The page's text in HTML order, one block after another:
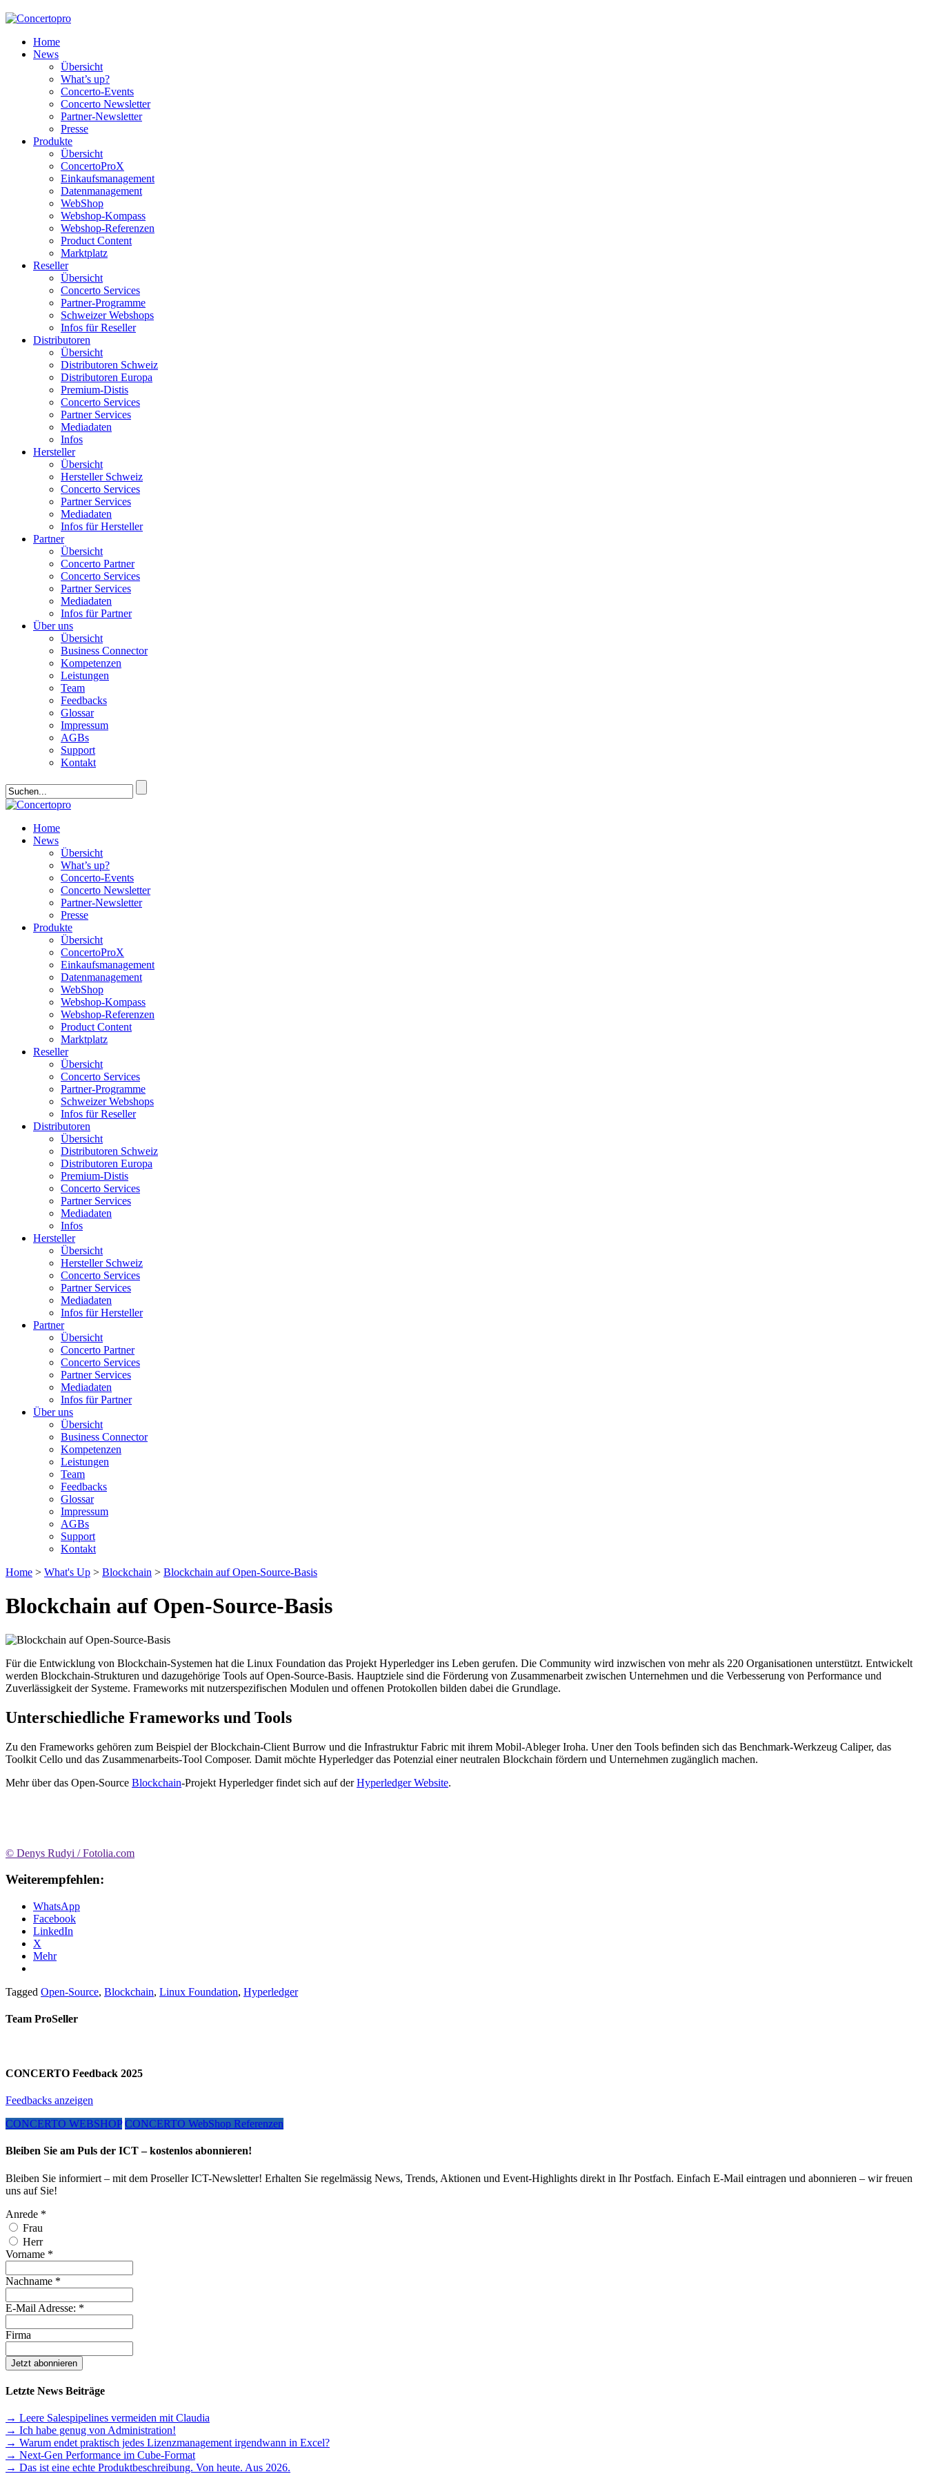
Home
News
Übersicht
What’s up?
Concerto-Events
Concerto Newsletter
Partner-Newsletter
Presse
Produkte
Übersicht
ConcertoProX
Einkaufsmanagement
Datenmanagement
WebShop
Webshop-Kompass
Webshop-Referenzen
Product Content
Marktplatz
Reseller
Übersicht
Concerto Services
Partner-Programme
Schweizer Webshops
Infos für Reseller
Distributoren
Übersicht
Distributoren Schweiz
Distributoren Europa
Premium-Distis
Concerto Services
Partner Services
Mediadaten
Infos
Hersteller
Übersicht
Hersteller Schweiz
Concerto Services
Partner Services
Mediadaten
Infos für Hersteller
Partner
Übersicht
Concerto Partner
Concerto Services
Partner Services
Mediadaten
Infos für Partner
Über uns
Übersicht
Business Connector
Kompetenzen
Leistungen
Team
Feedbacks
Glossar
Impressum
AGBs
Support
Kontakt
Home
News
Übersicht
What’s up?
Concerto-Events
Concerto Newsletter
Partner-Newsletter
Presse
Produkte
Übersicht
ConcertoProX
Einkaufsmanagement
Datenmanagement
WebShop
Webshop-Kompass
Webshop-Referenzen
Product Content
Marktplatz
Reseller
Übersicht
Concerto Services
Partner-Programme
Schweizer Webshops
Infos für Reseller
Distributoren
Übersicht
Distributoren Schweiz
Distributoren Europa
Premium-Distis
Concerto Services
Partner Services
Mediadaten
Infos
Hersteller
Übersicht
Hersteller Schweiz
Concerto Services
Partner Services
Mediadaten
Infos für Hersteller
Partner
Übersicht
Concerto Partner
Concerto Services
Partner Services
Mediadaten
Infos für Partner
Über uns
Übersicht
Business Connector
Kompetenzen
Leistungen
Team
Feedbacks
Glossar
Impressum
AGBs
Support
Kontakt
Home > What's Up > Blockchain > Blockchain auf Open-Source-Basis
Blockchain auf Open-Source-Basis
Für die Entwicklung von Blockchain-Systemen hat die Linux Foundation das Projekt Hyperledger ins Leben gerufen. Die Community wird inzwischen von mehr als 220 Organisationen unterstützt. Entwickelt
werden Blockchain-Strukturen und dazugehörige Tools auf Open-Source-Basis. Hauptziele sind die Förderung von Zusammenarbeit zwischen Unternehmen und die Verbesserung von Performance und
Zuverlässigkeit der Systeme. Frameworks mit nutzerspezifischen Modulen und offenen Protokollen bilden dabei die Grundlage.
Unterschiedliche Frameworks und Tools
Zu den Frameworks gehören zum Beispiel der Blockchain-Client Burrow und die Infrastruktur Fabric mit ihrem Mobil-Ableger Iroha. Uner den Tools befinden sich das Benchmark-Werkzeug Caliper, das
Toolkit Cello und das Zusammenarbeits-Tool Composer. Damit möchte Hyperledger das Potenzial einer neutralen Blockchain fördern und Unternehmen zugänglich machen.
Mehr über das Open-Source Blockchain-Projekt Hyperledger findet sich auf derHyperledger Website.
© Denys Rudyi / Fotolia.com
Weiterempfehlen:
WhatsApp
Facebook
LinkedIn
X
Mehr
Tagged Open-Source, Blockchain, Linux Foundation, Hyperledger
Team ProSeller
CONCERTO Feedback 2025
Feedbacks anzeigen
CONCERTO WEBSHOP CONCERTO WebShop Referenzen
Bleiben Sie am Puls der ICT – kostenlos abonnieren!
Bleiben Sie informiert – mit dem Proseller ICT-Newsletter! Erhalten Sie regelmässig News, Trends, Aktionen und Event-Highlights direkt in Ihr Postfach. Einfach E-Mail eintragen und abonnieren – wir freuen
uns auf Sie!
Anrede *
Frau
Herr
Vorname *
Nachname *
E-Mail Adresse: *
Firma
Letzte News Beiträge
→ Leere Salespipelines vermeiden mit Claudia
→ Ich habe genug von Administration!
→ Warum endet praktisch jedes Lizenzmanagement irgendwann in Excel?
→ Next-Gen Performance im Cube-Format
→ Das ist eine echte Produktbeschreibung. Von heute. Aus 2026.